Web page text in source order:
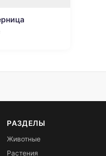
РАЗДЕЛЫ
Животные
Растения